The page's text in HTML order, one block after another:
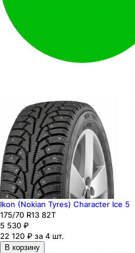
Ikon (Nokian Tyres) Character Ice 5
175/70 R13 82T
5 530 ₽
22 120 ₽ за 4 шт.
В корзину